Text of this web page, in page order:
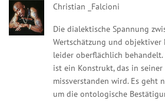
Christian _Falcioni
Die dialektische Spannung
Wertschätzung und
leider oberflächlich
ist ein Konstrukt, das in
missverstanden wird. Es geht
um die ontologische